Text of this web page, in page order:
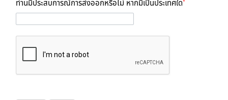
ท่านมีประสบการณ์การส่งออกหรือไม่ หากมีเป็นประเทศใด*